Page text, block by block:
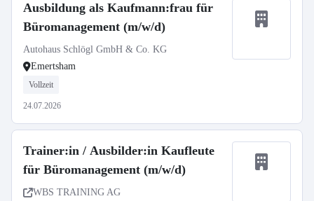
Ausbildung als Kaufmann:frau für
Büromanagement (m/w/d)
Autohaus Schlögl GmbH & Co. KG
Emertsham
Vollzeit
24.07.2026
Trainer:in / Ausbilder:in Kaufleute
für Büromanagement (m/w/d)
WBS TRAINING AG